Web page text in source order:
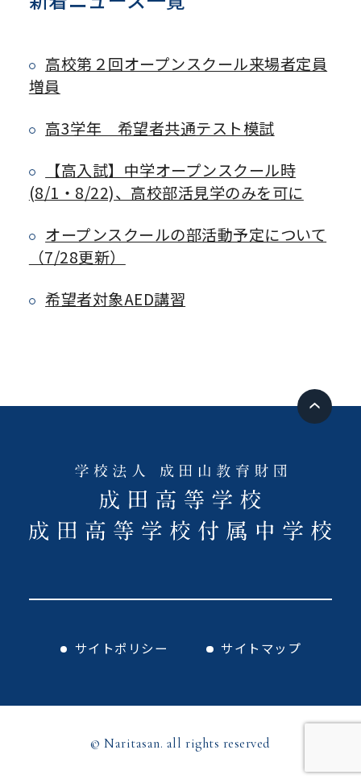
高校第２回オープンスクール来場者定員
増員
高3学年 希望者共通テスト模試
【高入試】中学オープンスクール時
(8/1・8/22)、高校部活見学のみを可に
オープンスクールの部活動予定について
（7/28更新）
希望者対象AED講習
サイトポリシー サイトマップ
© Naritasan. all rights reserved